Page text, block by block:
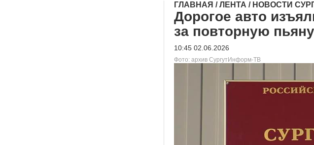
ГЛАВНАЯ /ЛЕНТА / НОВОСТИ
Дорогое авто
за повторную
10:45 02.06.2026
Фото: архив СургутИнформ-ТВ